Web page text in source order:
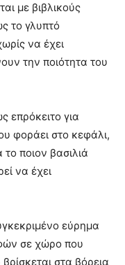
με βιβλικούς
το γλυπτό
να έχει
την ποιότητα του
επρόκειτο για
φοράει στο κεφάλι,
το ποιον βασιλιά
να έχει
εύρημα
σε χώρο που
στα βόρεια